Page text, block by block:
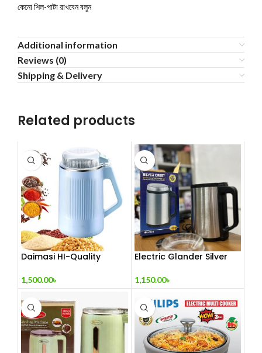
কেনো শিল-পাটা রাখবেন বলুন
Additional information
Reviews (0)
Shipping & Delivery
Related products
Daimasi HI-Quality
Watt) – রান্নার জন্য শক্তিশালী
সঙ্গী!
1,500.00৳
Electric Glander Silver
1,150.00৳